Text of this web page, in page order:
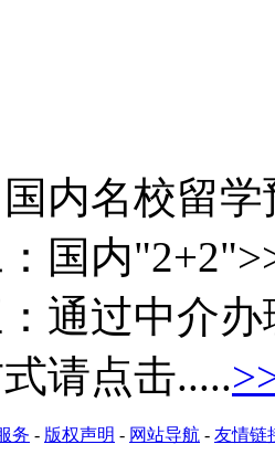
国内名校留
国内
通过中介办
请点击.....
务 - 版权声明 - 网站导航 - 友情链